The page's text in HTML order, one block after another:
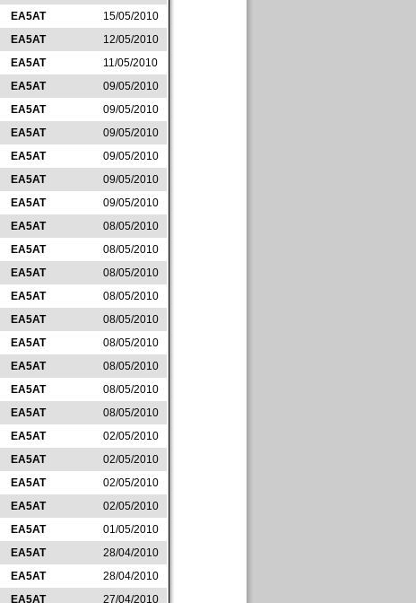
EA5AT
15/05/2010
EA5AT
12/05/2010
EA5AT
11/05/2010
EA5AT
09/05/2010
EA5AT
09/05/2010
EA5AT
09/05/2010
EA5AT
09/05/2010
EA5AT
09/05/2010
EA5AT
09/05/2010
EA5AT
08/05/2010
EA5AT
08/05/2010
EA5AT
08/05/2010
EA5AT
08/05/2010
EA5AT
08/05/2010
EA5AT
08/05/2010
EA5AT
08/05/2010
EA5AT
08/05/2010
EA5AT
08/05/2010
EA5AT
02/05/2010
EA5AT
02/05/2010
EA5AT
02/05/2010
EA5AT
02/05/2010
EA5AT
01/05/2010
EA5AT
28/04/2010
EA5AT
28/04/2010
EA5AT 27/04/2010